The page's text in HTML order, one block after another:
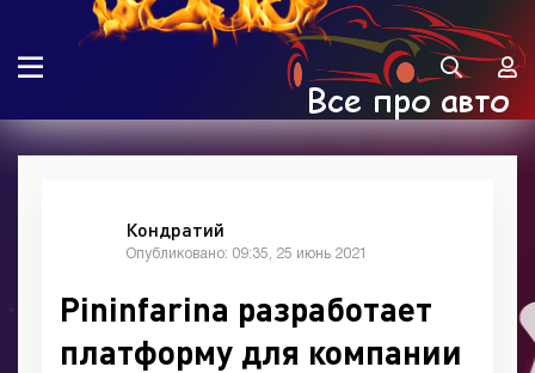
Кондратий
Опубликовано: 09:35, 25 июнь 2021
Pininfarina разработает
платформу для компании